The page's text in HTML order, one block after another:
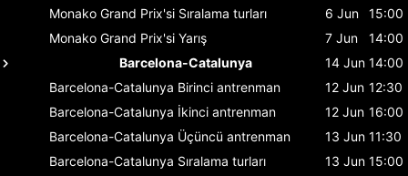
Monako Grand Prix'si Sıralama turları 6 Jun
15:00
Monako Grand Prix'si Yarış 7 Jun
14:00
Barcelona-Catalunya
14 Jun 14:00
Barcelona-Catalunya Birinci antrenman 12 Jun 12:30
Barcelona-Catalunya İkinci antrenman 12 Jun 16:00
Barcelona-Catalunya Üçüncü antrenman 13 Jun 11:30
Barcelona-Catalunya Sıralama turları 13 Jun 15:00